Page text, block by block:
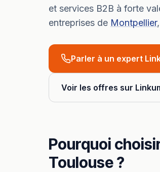
et services B2B à forte
entreprises de Montpellier
Parler à un expert
Voir les offres sur
Pourquoi
Toulouse?